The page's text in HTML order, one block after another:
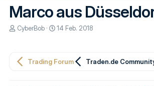
Marco aus
E
e
CyberBob
E
e
14 Feb. 2018
Trading Forum Traden.de